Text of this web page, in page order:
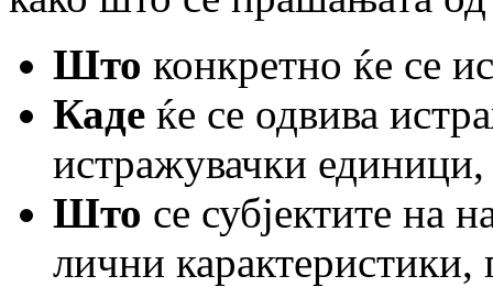
Што конкретно ќе се
Каде ќе се одвива
истражувачки единици,
Што се субјектите на
лични карактеристики,